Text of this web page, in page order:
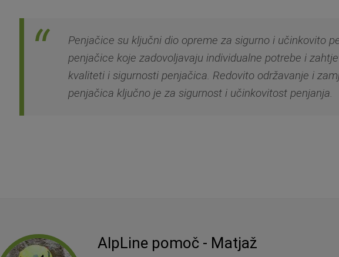
Penjačice su ključni dio opreme za sigurno i učinkovito
penjačice koje zadovoljavaju individualne potrebe i
kvaliteti i sigurnosti penjačica. Redovito održavanje i
penjačica ključno je za sigurnost i učinkovitost penjanja.
AlpLine pomoč - Matjaž